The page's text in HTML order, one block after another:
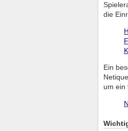
die
Ein
um ein